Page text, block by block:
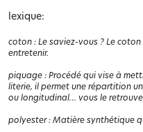
lexique:
coton : Le saviez-vous ? Le
entretenir.
piquage : Procédé qui vise à
literie, il permet une répartition
ou longitudinal… vous le
polyester: Matière synthétique